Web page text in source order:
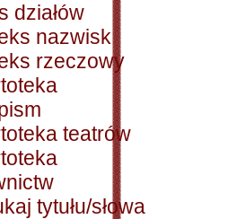
działów
nazwisk
rzeczowy
teatrów
tytułu/słowa